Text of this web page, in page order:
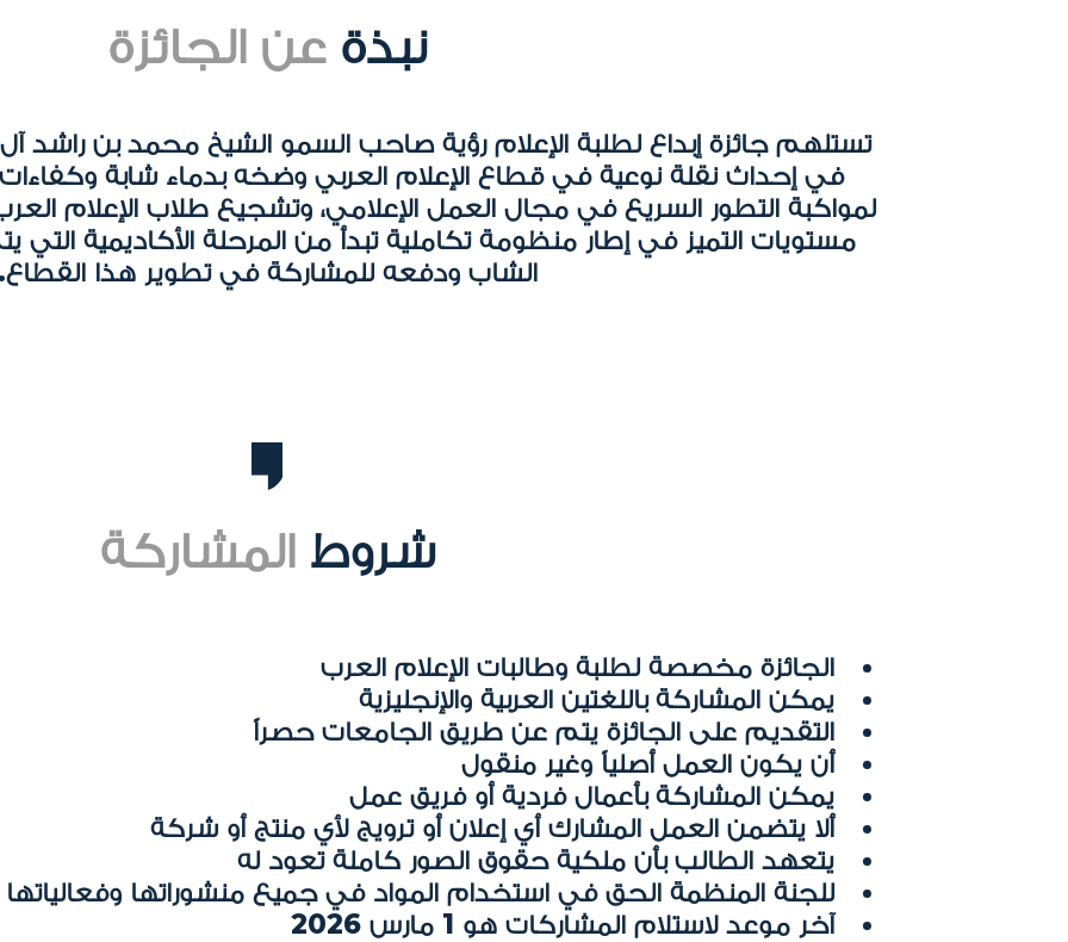
نبذة عن الجائزة
تستلهم جائزة إبداع لطلبة الإعلام رؤية صاحب السمو الشيخ محمد بن راشد
في إحداث نقلة نوعية في قطاع الإعلام العربي وضخه بدماء شابة
لمواكبة التطور السريع في مجال العمل الإعلامي، وتشجيع طلاب الإعلام
مستويات التميز في إطار منظومة تكاملية تبدأ من المرحلة الأكاديمية التي
الشاب ودفعه للمشاركة في تطوير هذا
شروط المشاركة
الجائزة مخصصة لطلبة وطالبات الإعلام العرب
يمكن المشاركة باللغتين العربية والإنجليزية
التقديم على الجائزة يتم عن طريق الجامعات حصراً
أن يكون العمل أصلياً وغير منقول
يمكن المشاركة بأعمال فردية أو فريق عمل
ألا يتضمن العمل المشارك أي إعلان أو ترويج لأي منتج أو شركة
يتعهد الطالب بأن ملكية حقوق الصور كاملة تعود له
للجنة المنظمة الحق في استخدام المواد في جميع منشوراتها وفعالياتها
آخر موعد لاستلام المشاركات هو 1 مارس 2026